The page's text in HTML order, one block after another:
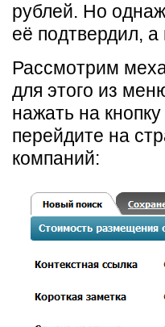
рублей. Но
её подтвердил,
Рассмотрим
для этого из
нажать на
перейдите на
компаний: